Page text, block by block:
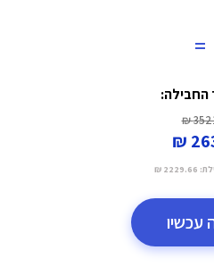
=
החבילה:
3521
2229.66 ₪
עכשיו